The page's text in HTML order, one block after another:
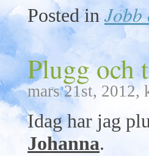
Posted in Jobb
Plugg och
mars 21st, 2012,
Idag har jag
Johanna.